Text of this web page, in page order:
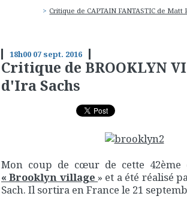
Critique de CAPTAIN FANTASTIC de Matt
18h00 07 sept. 2016
Critique de BROOKLYN
d'Ira Sachs
Mon coup de cœur de cette 42ème
« Brooklyn village» et a été réalisé
Sach. Il sortira en France le 21